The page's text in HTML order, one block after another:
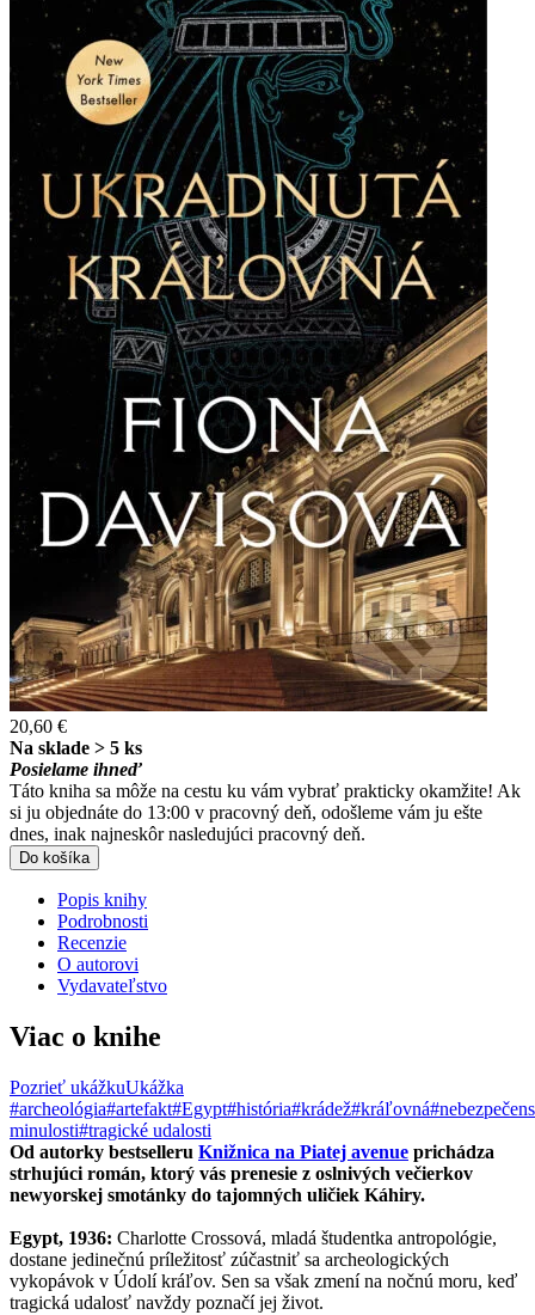
20,60 €
Na sklade > 5 ks
Posielame ihneď
Táto kniha sa môže na cestu ku vám vybrať prakticky okamžite! Ak
si ju objednáte do 13:00 v pracovný deň, odošleme vám ju ešte
dnes, inak najneskôr nasledujúci pracovný deň.
Do košíka
Popis knihy
Podrobnosti
Recenzie
O autorovi
Vydavateľstvo
Viac o knihe
Pozrieť ukážkuUkážka
#archeológia#artefakt#Egypt#história#krádež#kráľovná
minulosti#tragické udalosti
Od autorky bestselleru Knižnica na Piatej avenue prichádza
strhujúci román, ktorý vás prenesie z oslnivých večierkov
newyorskej smotánky do tajomných uličiek Káhiry.
Egypt, 1936: Charlotte Crossová, mladá študentka antropológie,
dostane jedinečnú príležitosť zúčastniť sa archeologických
vykopávok v Údolí kráľov. Sen sa však zmení na nočnú moru, keď
tragická udalosť navždy poznačí jej život.